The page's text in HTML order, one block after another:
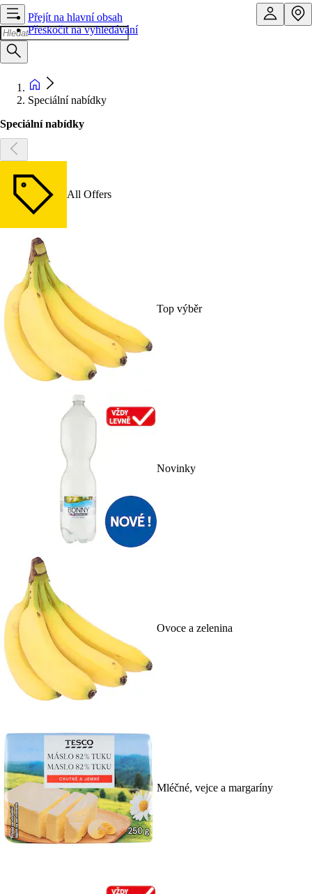
Přejít na hlavní obsah
Přeskočit na vyhledávání
Speciální nabídky
Speciální nabídky
All Offers
Top výběr
Novinky
Ovoce a zelenina
Mléčné, vejce a margaríny